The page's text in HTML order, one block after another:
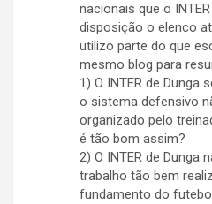
nacionais que o
disposição o elenco
utilizo parte do que
mesmo blog para
1) O INTER de Dunga
o sistema defensivo
organizado pelo
é tão bom assim?
2) O INTER de Dunga
trabalho tão bem
fundamento do